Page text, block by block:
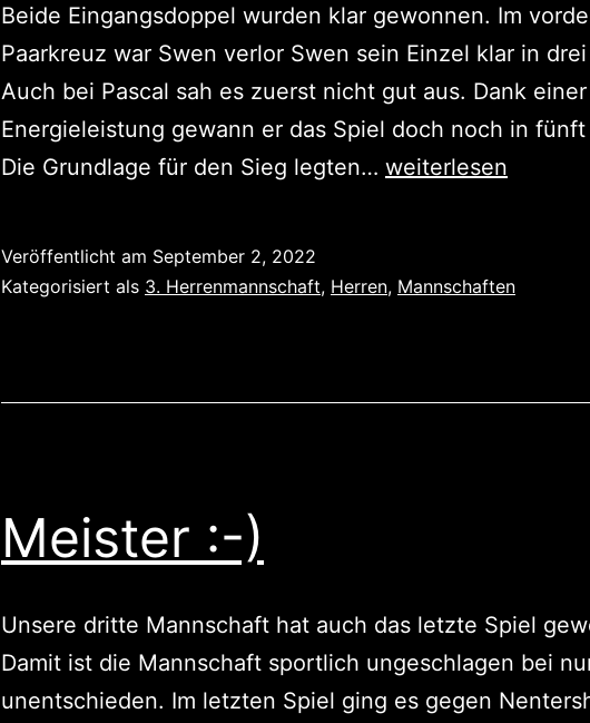
Beide Eingangsdoppel wurden klar gewonnen. Im
Paarkreuz war Swen verlor Swen sein Einzel klar in
Auch bei Pascal sah es zuerst nicht gut aus. Dank einer
Energieleistung gewann er das Spiel doch noch in fünft
Die Grundlage für den Sieg legten… Dritte
erfolgreich
weiterlesen
Veröffentlicht am September 2, 2022
Kategorisiert als 3. Herrenmannschaft, Herren, Mannschaften
Meister :-)
Unsere dritte Mannschaft hat auch das letzte Spiel
Damit ist die Mannschaft sportlich ungeschlagen bei
unentschieden. Im letzten Spiel ging es gegen